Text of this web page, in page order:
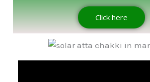
Click here